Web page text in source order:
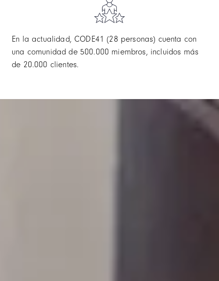
En la actualidad, CODE41 (28 personas) cuenta con
una comunidad de 500.000 miembros, incluidos más
de 20.000 clientes.